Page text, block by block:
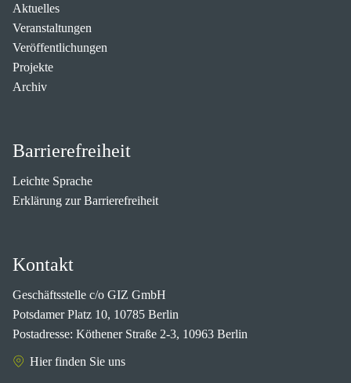
Aktuelles
Veranstaltungen
Veröffentlichungen
Projekte
Archiv
Barrierefreiheit
Leichte Sprache
Erklärung zur Barrierefreiheit
Kontakt
Geschäftsstelle c/o GIZ GmbH
Potsdamer Platz 10, 10785 Berlin
Postadresse: Köthener Straße 2-3, 10963 Berlin
Hier finden Sie uns